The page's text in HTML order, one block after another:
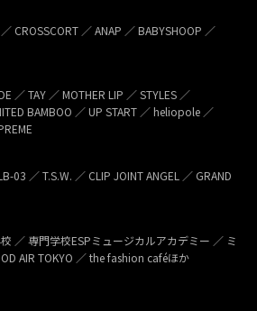
CROSSCORT ／ ANAP ／ BABYSHOOP ／
／ TAY ／ MOTHER LIP ／ STYLES ／
BAMBOO ／ UP START ／ heliopole ／
03 ／ T.S.W. ／ CLIP JOINT ANGEL ／ GRAND
／ 専門学校ESPミュージカルアカデミー ／ ミ
AIR TOKYO ／ the fashion caféほか